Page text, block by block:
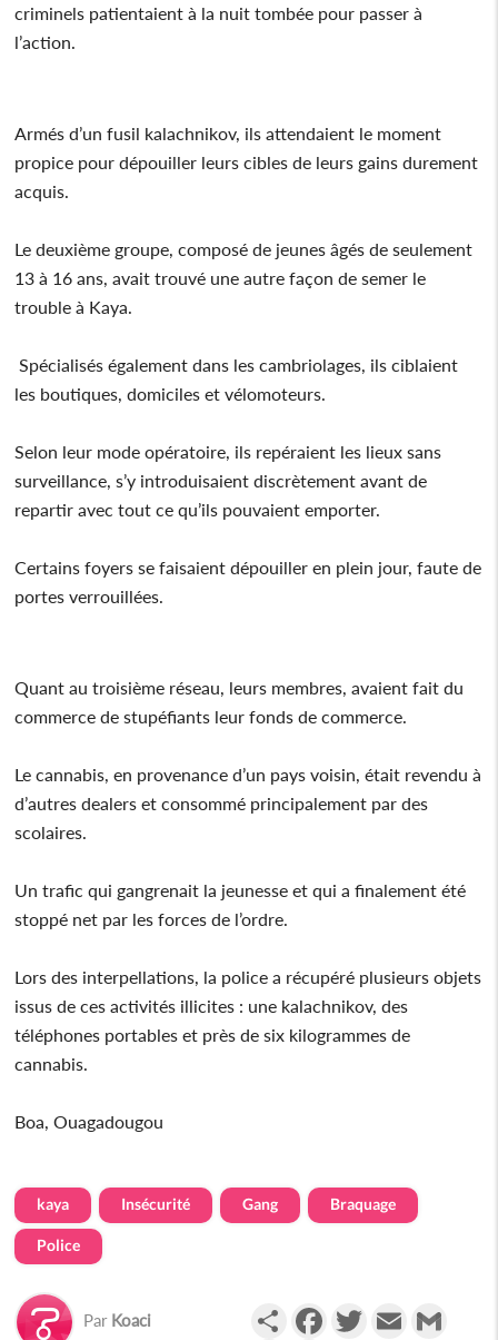
criminels patientaient à la nuit tombée pour passer à
l’action.
Armés d’un fusil kalachnikov, ils attendaient le moment
propice pour dépouiller leurs cibles de leurs gains durement
acquis.
Le deuxième groupe, composé de jeunes âgés de seulement
13 à 16 ans, avait trouvé une autre façon de semer le
trouble à Kaya.
Spécialisés également dans les cambriolages, ils ciblaient
les boutiques, domiciles et vélomoteurs.
Selon leur mode opératoire, ils repéraient les lieux sans
surveillance, s’y introduisaient discrètement avant de
repartir avec tout ce qu’ils pouvaient emporter.
Certains foyers se faisaient dépouiller en plein jour, faute de
portes verrouillées.
Quant au troisième réseau, leurs membres, avaient fait du
commerce de stupéfiants leur fonds de commerce.
Le cannabis, en provenance d’un pays voisin, était revendu à
d’autres dealers et consommé principalement par des
scolaires.
Un trafic qui gangrenait la jeunesse et qui a finalement été
stoppé net par les forces de l’ordre.
Lors des interpellations, la police a récupéré plusieurs objets
issus de ces activités illicites : une kalachnikov, des
téléphones portables et près de six kilogrammes de
cannabis.
Boa, Ouagadougou
kaya Insécurité Gang Braquage
Police
Par Koaci PartagerFacebookTwitterEmail